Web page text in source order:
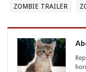
ZOMBIE TRAILER